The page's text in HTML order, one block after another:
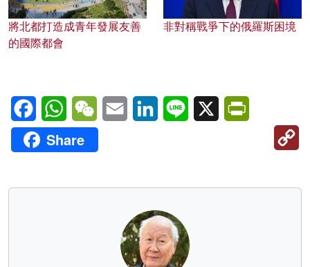
將北都打造成青年發展友善
的國際都會
非對稱戰爭下的俄羅斯困境
FacebookWhatsAppWeChatEmail LinkedInLine X
Share